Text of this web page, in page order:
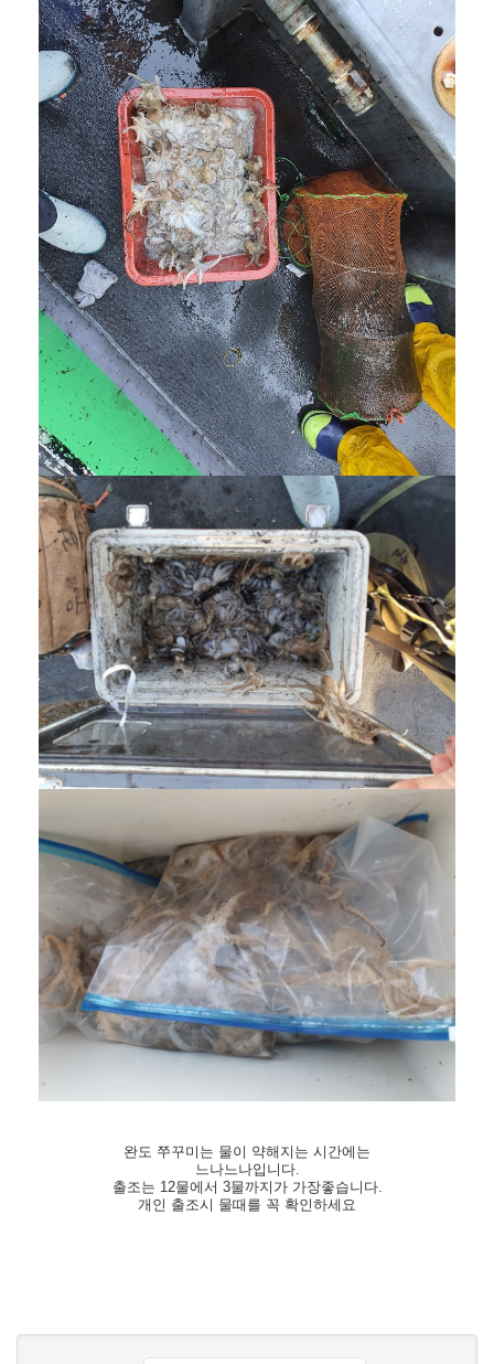
완도 쭈꾸미는 물이 약해지는 시간에는
느나느나입니다.
출조는 12물에서 3물까지가 가장좋습니다.
개인 출조시 물때를 꼭 확인하세요